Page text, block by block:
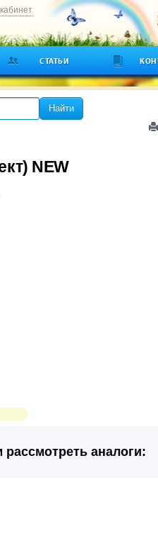
СТАТЬИ
Найти
NEW
аналоги: